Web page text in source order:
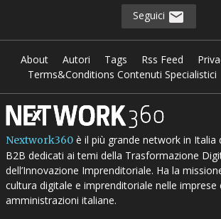
Seguici
About Autori Tags Rss Feed
Terms&Conditions Contenuti Specialistici
Nextwork360è il più grande network in Italia
B2B dedicati ai temi della Trasformazione
dell’Innovazione Imprenditoriale. Ha la
cultura digitale e imprenditoriale nelle imprese
amministrazioni italiane.